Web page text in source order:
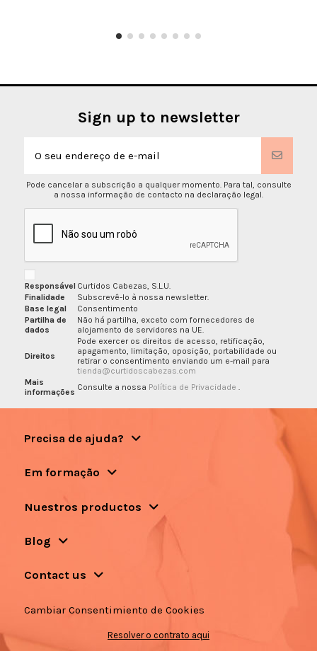
Sign up to newsletter
Pode cancelar a subscrição a qualquer momento. Para tal, consulte
a nossa informação de contacto na declaração legal.
Responsável Curtidos Cabezas, S.L.U.
Finalidade
Subscrevê-lo à nossa newsletter.
Base legal
Consentimento
Partilha de
dados
Não há partilha, exceto com fornecedores de
alojamento de servidores na UE.
Direitos
Pode exercer os direitos de acesso, retificação,
apagamento, limitação, oposição, portabilidade ou
retirar o consentimento enviando um e-mail para
tienda@curtidoscabezas.com
Mais
informações Consulte a nossa Política de Privacidade
Precisa de ajuda?
Em formação
Nuestros productos
Blog
Contact us
Cambiar Consentimiento de Cookies
Resolver o contrato aqui